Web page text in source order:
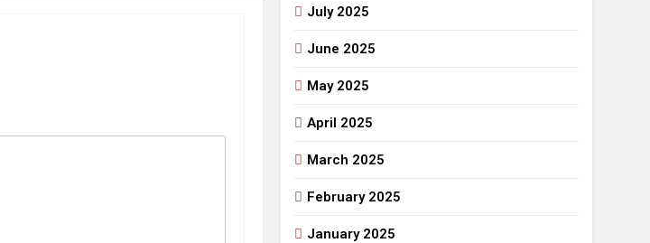
July 2025
June 2025
May 2025
April 2025
March 2025
February 2025
January 2025